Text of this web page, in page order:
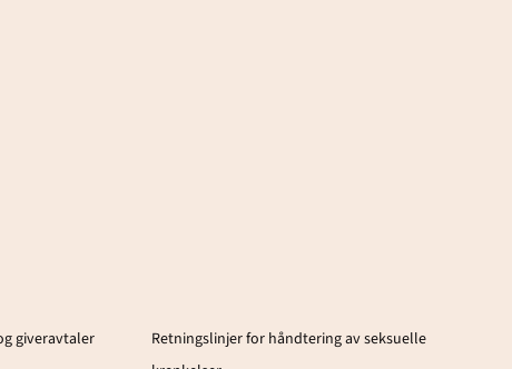
giveravtaler
Retningslinjer for håndtering av seksuelle